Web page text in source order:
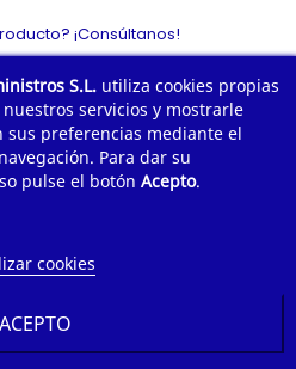
¡Consúltanos!
S.L. utiliza cookies propias
servicios y mostrarle
preferencias mediante el
Para dar su
pulse el botón Acepto.
cookies
ACEPTO